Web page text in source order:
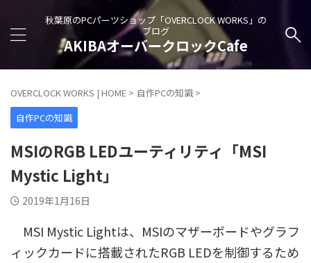
秋葉原のPCパーツショップ「OVERCLOCK WORKS」の
ブログ
AKIBAオーバークロックCafe
OVERCLOCK WORKS | HOME > 自作PCの知識 >
自作PCの知識
MSIのRGB LEDユーティリティ「MSI
Mystic Light」
2019年1月16日
MSI Mystic Lightは、MSIのマザーボードやグラフ
ィックカードに搭載されたRGB LEDを制御するため